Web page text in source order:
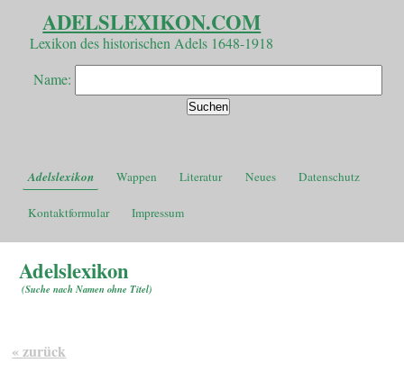
ADELSLEXIKON.COM
Lexikon des historischen Adels 1648-1918
Name:
Adelslexikon Wappen Literatur Neues Datenschutz
Kontaktformular Impressum
Adelslexikon
(Suche nach Namen ohne Titel)
« zurück